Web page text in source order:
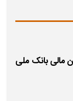
مالی بانک ملی